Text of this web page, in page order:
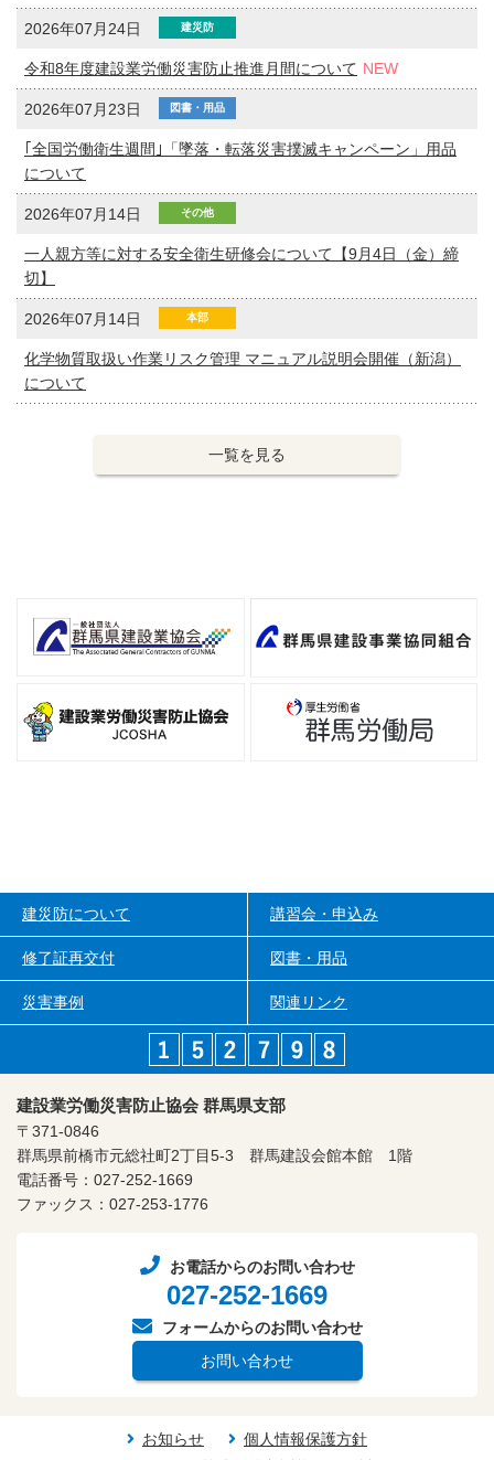
2026年07月24日 建災防
令和8年度建設業労働災害防止推進月間について
2026年07月23日 図書・用品
｢全国労働衛生週間｣「墜落・転落災害撲滅キャンペーン」用品
について
2026年07月14日 その他
一人親方等に対する安全衛生研修会について【9月4日（金）締
切】
2026年07月14日 本部
化学物質取扱い作業リスク管理 マニュアル説明会開催（新潟）
について
イ
ン
一覧を見る
建災防について 講習会・申込み
修了証再交付 図書・用品
災害事例 関連リンク
建設業労働災害防止協会 群馬県支部
〒371-0846
群馬県前橋市元総社町2丁目5-3 群馬建設会館本館 1階
電話番号：027-252-1669
ファックス：027-253-1776
お電話からのお問い合わせ
027-252-1669
フォームからのお問い合わせ
お問い合わせ
お知らせ 個人情報保護方針